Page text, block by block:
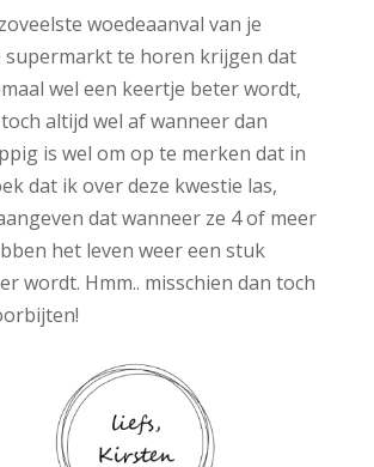
woedeaanval van je
supermarkt te horen krijgen dat
wel een keertje beter wordt,
altijd wel af wanneer dan
is wel om op te merken dat in
dat ik over deze kwestie las,
dat wanneer ze 4 of meer
het leven weer een stuk
wordt. Hmm.. misschien dan toch